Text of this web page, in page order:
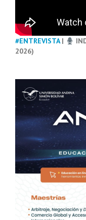
#ENTREVISTA|
2026)